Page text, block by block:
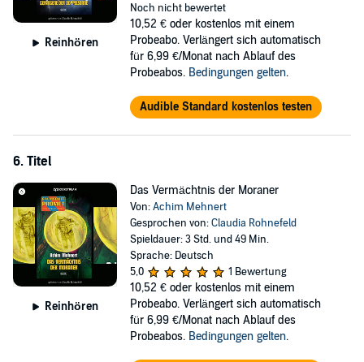
Reinhören
Noch nicht bewertet
10,52 € oder kostenlos mit einem
Probeabo. Verlängert sich automatisch
für 6,99 €/Monat nach Ablauf des
Probeabos. Bedingungen gelten.
Audible Standard kostenlos testen
6. Titel
Reinhören
Das Vermächtnis der Moraner
Von:Achim Mehnert
Gesprochen von:Claudia Rohnefeld
Spieldauer: 3 Std. und 49 Min.
Sprache: Deutsch
5,0
1 Bewertung
10,52 € oder kostenlos mit einem
Probeabo. Verlängert sich automatisch
für 6,99 €/Monat nach Ablauf des
Probeabos. Bedingungen gelten.